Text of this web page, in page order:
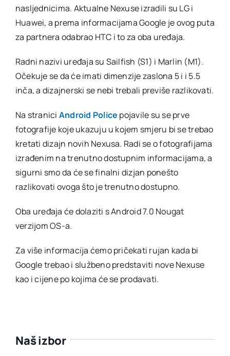
nasljednicima. Aktualne Nexuse izradili su LG i
Huawei, a prema informacijama Google je ovog puta
za partnera odabrao HTC i to za oba uređaja.
Radni nazivi uređaja su Sailfish (S1) i Marlin (M1).
Očekuje se da će imati dimenzije zaslona 5 i i 5.5
inča, a dizajnerski se nebi trebali previše razlikovati.
Na stranici Android Police pojavile su se prve
fotografije koje ukazuju u kojem smjeru bi se trebao
kretati dizajn novih Nexusa. Radi se o fotografijama
izrađenim na trenutno dostupnim informacijama, a
sigurni smo da će se finalni dizjan ponešto
razlikovati ovoga što je trenutno dostupno.
Oba uređaja će dolaziti s Android 7.0 Nougat
verzijom OS-a.
Za više informacija ćemo pričekati rujan kada bi
Google trebao i službeno predstaviti nove Nexuse
kao i cijene po kojima će se prodavati.
Naš izbor